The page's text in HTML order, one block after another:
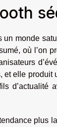
monde
où l’on
elle
d’actualité
plus